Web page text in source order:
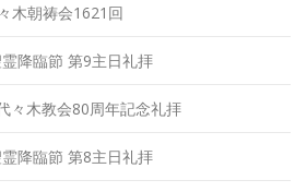
木朝祷会1621回
降臨節 第9主日礼拝
々木教会80周年記念礼拝
降臨節 第8主日礼拝